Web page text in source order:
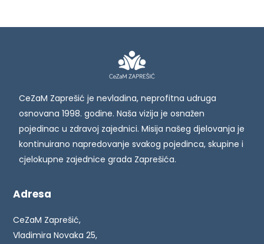
CeZaM Zaprešić je nevladina, neprofitna udruga
osnovana 1998. godine. Naša vizija je osnažen
pojedinac u zdravoj zajednici. Misija našeg djelovanja je
kontinuirano napredovanje svakog pojedinca, skupine i
cjelokupne zajednice grada Zaprešića.
Adresa
CeZaM Zaprešić,
Vladimira Novaka 25,